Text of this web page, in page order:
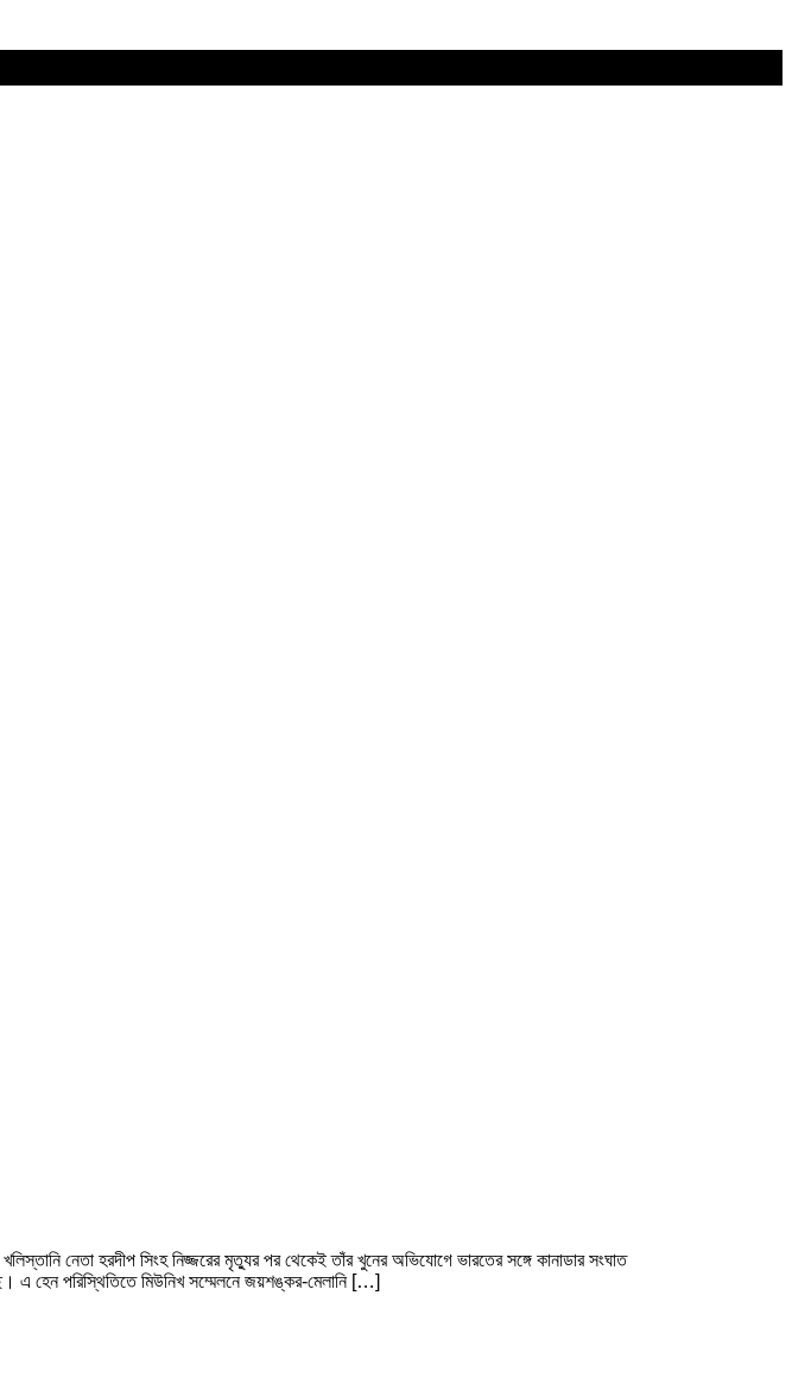
নেতা হরদীপ সিংহ নিজ্জরের মৃত্যুর পর থেকেই তাঁর খুনের অভিযোগে ভারতের সঙ্গে কানাডার সংঘাত
এ হেন পরিস্থিতিতে মিউনিখ সম্মেলনে জয়শঙ্কর-মেলানি […]